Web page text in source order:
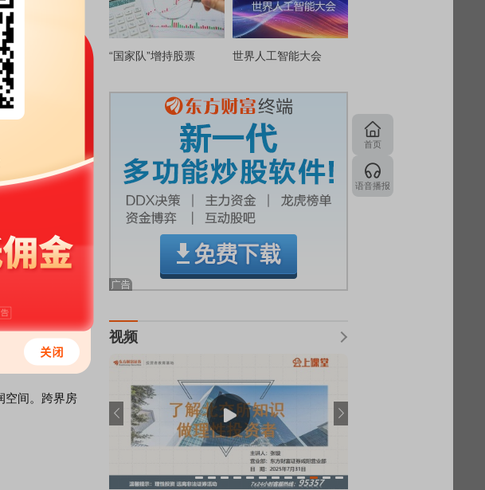
间REIT）在
基金），也是
市场的关键
华润多层次
限公司以约
住宅用地兼容
空间。跨界房
“国家队”增持股票 世界人工智能大会
视频
首页
语音播报